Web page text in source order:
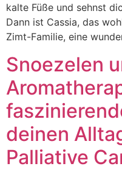
kalte Füße und sehnst
Dann ist Cassia, das
Zimt-Familie, eine
Snoezelen
deinen
Palliative